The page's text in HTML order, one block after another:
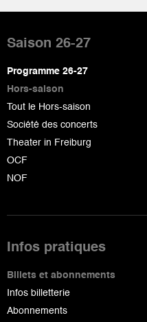
de
page
Saison 26-27
Programme 26-27
Hors-saison
Tout le Hors-saison
Société des concerts
Theater in Freiburg
OCF
NOF
Infos pratiques
Billets et abonnements
Infos billetterie
Abonnements